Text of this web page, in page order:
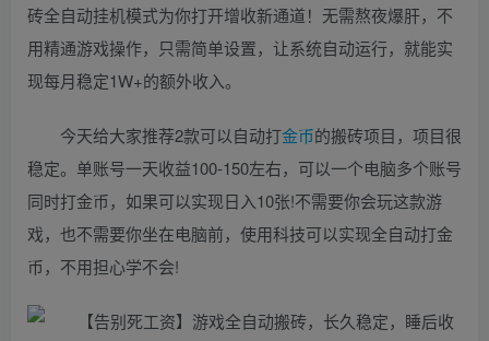
砖全自动挂机模式为你打开增收新通道！无需熬夜爆肝，不
用精通游戏操作，只需简单设置，让系统自动运行，就能实
现每月稳定1W+的额外收入。
今天给大家推荐2款可以自动打金币的搬砖项目，项目很
稳定。单账号一天收益100-150左右，可以一个电脑多个账号
同时打金币，如果可以实现日入10张!不需要你会玩这款游
戏，也不需要你坐在电脑前，使用科技可以实现全自动打金
币，不用担心学不会!